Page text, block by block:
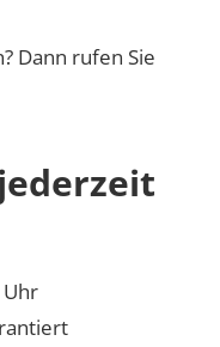
Dann rufen Sie
Uhr